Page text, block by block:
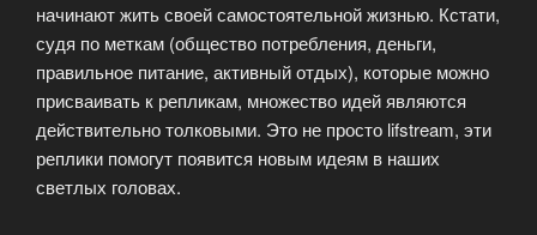
начинают жить своей самостоятельной жизнью. Кстати,
судя по меткам (общество потребления, деньги,
правильное питание, активный отдых), которые можно
присваивать к репликам, множество идей являются
действительно толковыми. Это не просто lifstream, эти
реплики помогут появится новым идеям в наших
светлых головах.